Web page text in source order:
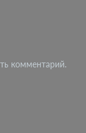
комментарий.